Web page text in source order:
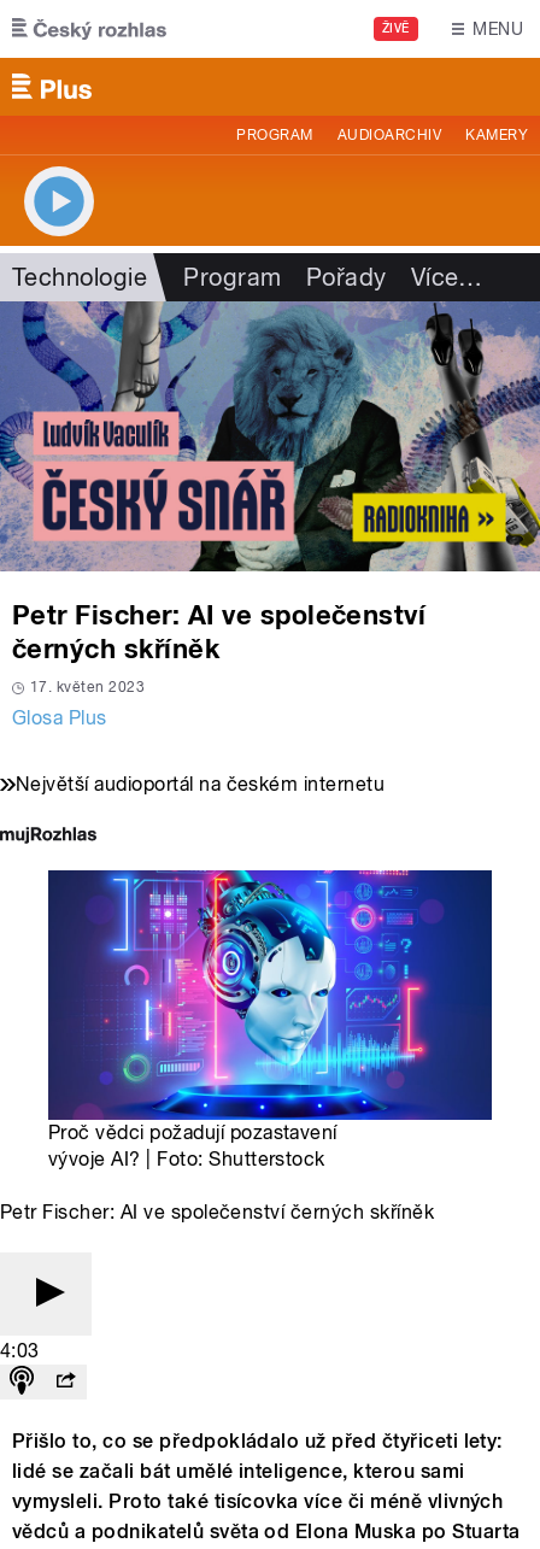
Přejít k hlavnímu obsahu
ŽIVĚ MENU
PROGRAM AUDIOARCHIV KAMERY
Technologie Program Pořady Více…
Petr Fischer: AI ve společenství
černých skříněk
17. květen 2023
Glosa Plus
Největší audioportál na českém internetu
Proč vědci požadují pozastavení
vývoje AI? | Foto: Shutterstock
Petr Fischer: AI ve společenství černých skříněk
4:03
Přišlo to, co se předpokládalo už před čtyřiceti lety:
lidé se začali bát umělé inteligence, kterou sami
vymysleli. Proto také tisícovka více či méně vlivných
vědců a podnikatelů světa od Elona Muska po Stuarta